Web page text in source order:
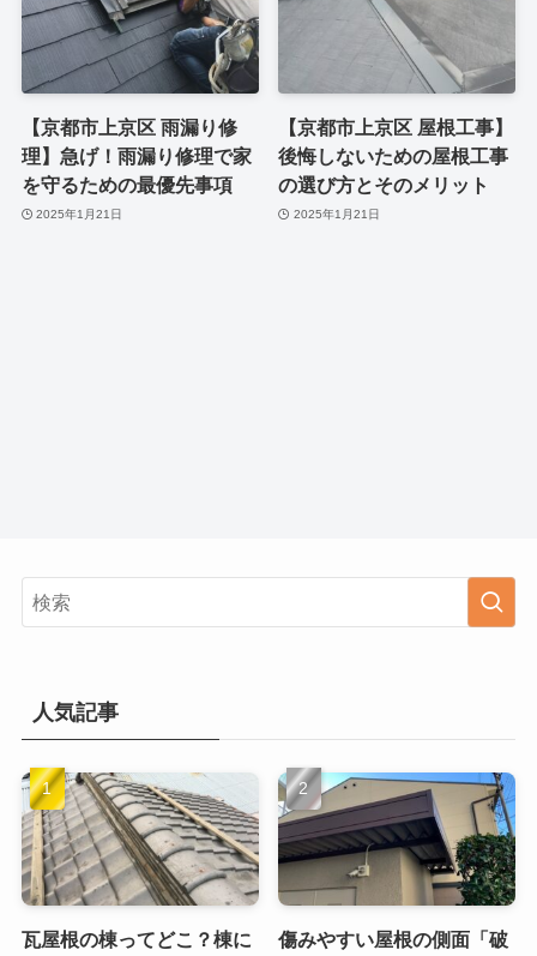
【京都市上京区 雨漏り修
理】急げ！雨漏り修理で家
を守るための最優先事項
2025年1月21日
【京都市上京区 屋根工事】
後悔しないための屋根工事
の選び方とそのメリット
2025年1月21日
人気記事
瓦屋根の棟ってどこ？棟に 傷みやすい屋根の側面「破